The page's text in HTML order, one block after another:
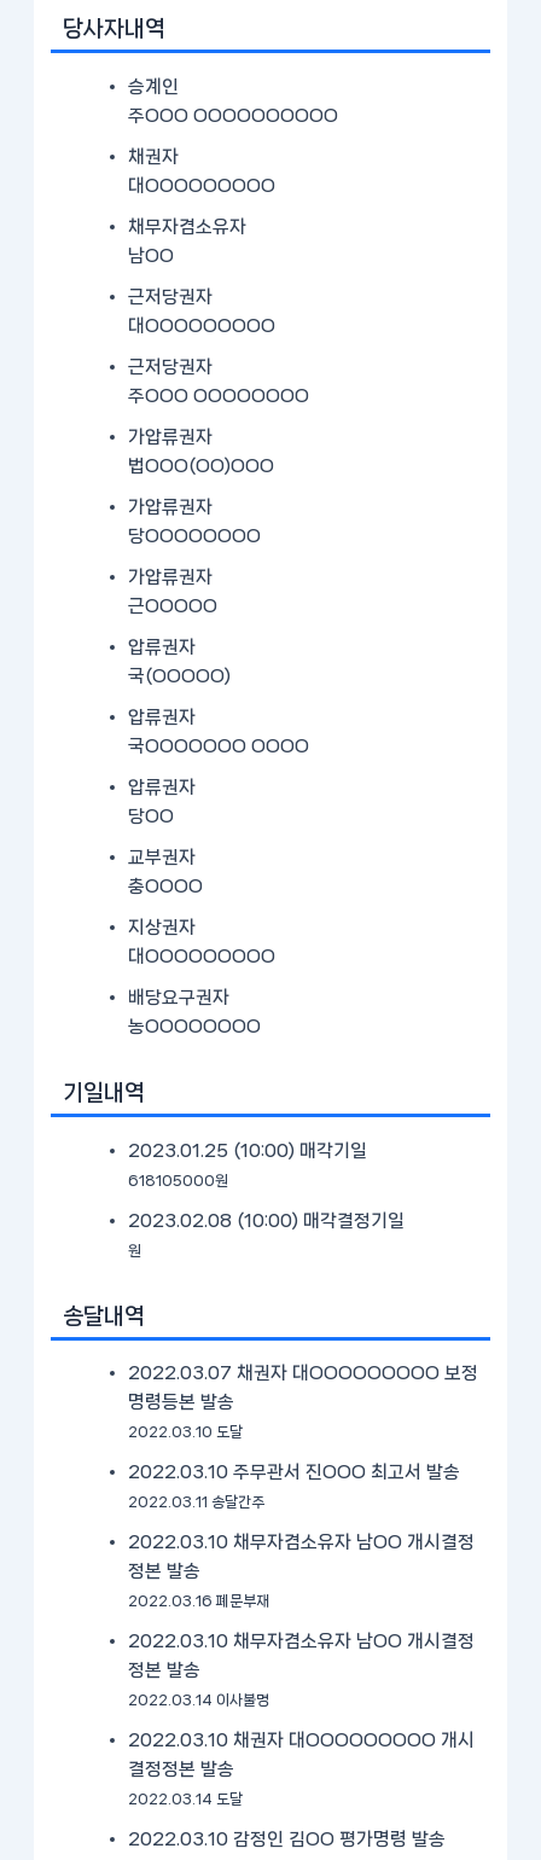
당사자내역
승계인
주OOO OOOOOOOOOO
채권자
대OOOOOOOOO
채무자겸소유자
남OO
근저당권자
대OOOOOOOOO
근저당권자
주OOO OOOOOOOO
가압류권자
법OOO(OO)OOO
가압류권자
당OOOOOOOO
가압류권자
근OOOOO
압류권자
국(OOOOO)
압류권자
국OOOOOOO OOOO
압류권자
당OO
교부권자
충OOOO
지상권자
대OOOOOOOOO
배당요구권자
농OOOOOOOO
기일내역
2023.01.25 (10:00) 매각기일
618105000원
2023.02.08 (10:00) 매각결정기일
원
송달내역
2022.03.07 채권자 대OOOOOOOOO 보정
명령등본 발송
2022.03.10 도달
2022.03.10 주무관서 진OOO 최고서 발송
2022.03.11 송달간주
2022.03.10 채무자겸소유자 남OO 개시결정
정본 발송
2022.03.16 폐문부재
2022.03.10 채무자겸소유자 남OO 개시결정
정본 발송
2022.03.14 이사불명
2022.03.10 채권자 대OOOOOOOOO 개시
결정정본 발송
2022.03.14 도달
2022.03.10 감정인 김OO 평가명령 발송